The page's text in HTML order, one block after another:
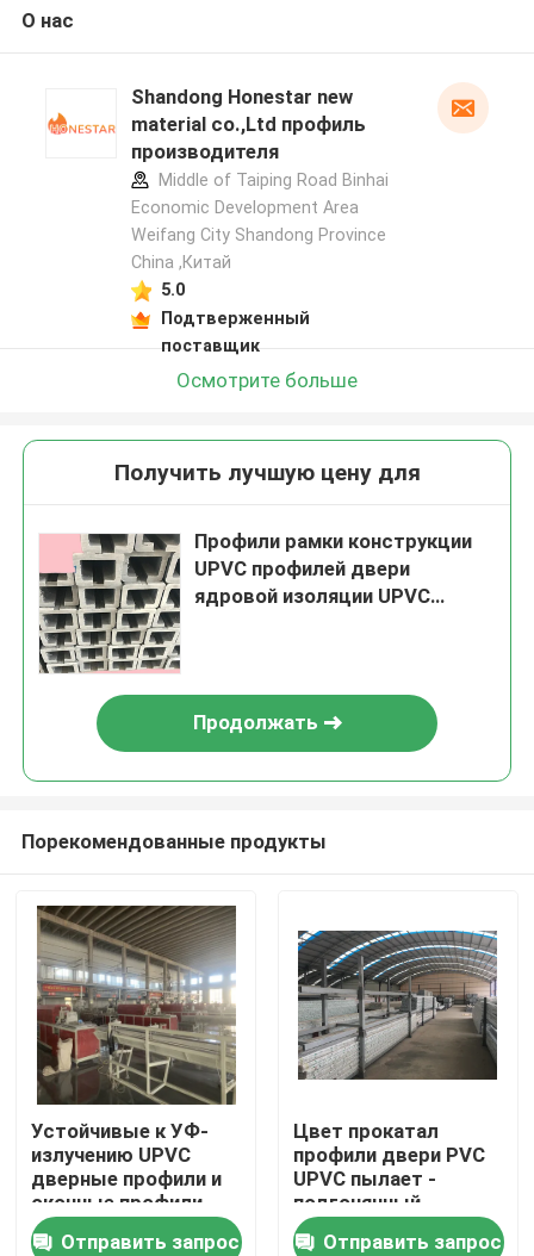
Дом
Продукты
видео
О нас
Shandong Honestar new
material co.,Ltd профиль
производителя
Middle of Taiping Road Binhai
Economic Development Area
Weifang City Shandong Province
China ,Китай
5.0
Подтверженный
поставщик
Осмотрите больше
Получить лучшую цену для
Профили рамки конструкции
UPVC профилей двери
ядровой изоляции UPVC
Продолжать
Порекомендованные продукты
Устойчивые к УФ-
излучению UPVC
дверные профили и
оконные профили
Отправить запрос
Цвет прокатал
профили двери PVC
UPVC пылает -
подгонянный
retardant
Отправить запрос